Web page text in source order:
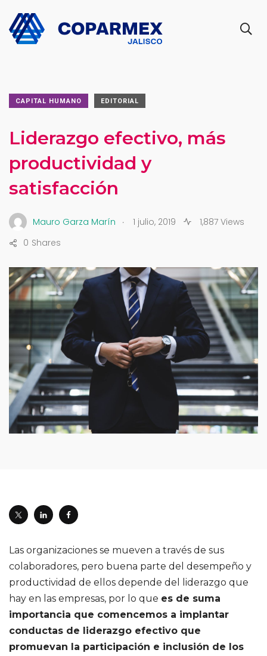
CAPITAL HUMANO EDITORIAL
Liderazgo efectivo, más
productividad y
satisfacción
Mauro Garza Marín . 1 julio, 2019
1,887 Views
Shares
0
Las organizaciones se mueven a través de sus
colaboradores, pero buena parte del desempeño y
productividad de ellos depende del liderazgo que
hay en las empresas, por lo que es de suma
importancia que comencemos a implantar
conductas de liderazgo efectivo que
promuevan la participación e inclusión de los